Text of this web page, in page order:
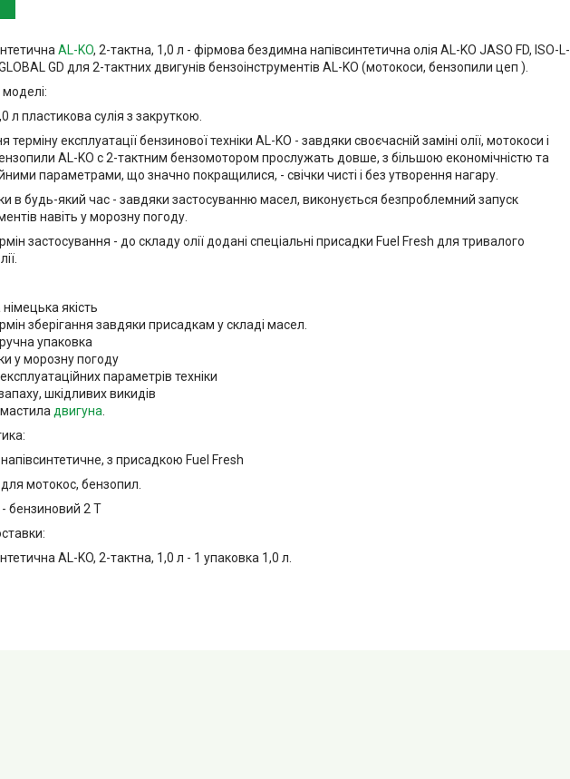
AL-KO, 2-тактна, 1,0 л - фірмова бездимна напівсинтетична олія AL-KO JASO FD, ISO-L-
GLOBAL GD для 2-тактних двигунів бензоінструментів AL-KO (мотокоси, бензопили цеп ).
л пластикова сулія з закруткою.
експлуатації бензинової техніки AL-KO - завдяки своєчасній заміні олії, мотокоси і
AL-KO c 2-тактним бензомотором прослужать довше, з більшою економічністю та
параметрами, що значно покращилися, - свічки чисті і без утворення нагару.
в будь-який час - завдяки застосуванню масел, виконується безпроблемний запуск
навіть у морозну погоду.
застосування - до складу олії додані спеціальні присадки Fuel Fresh для тривалого
якість
зберігання завдяки присадкам у складі масел.
упаковка
у морозну погоду
параметрів техніки
шкідливих викидів
двигуна
з присадкою Fuel Fresh
мотокос, бензопил.
бензиновий 2 T
AL-KO, 2-тактна, 1,0 л - 1 упаковка 1,0 л.